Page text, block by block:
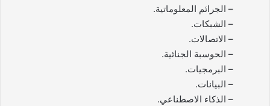
– الجرائم المعلوماتية.
– الشبكات.
– الاتصالات.
– الحوسبة الجنائية.
– البرمجيات.
– البيانات.
– الذكاء الاصطناعي.